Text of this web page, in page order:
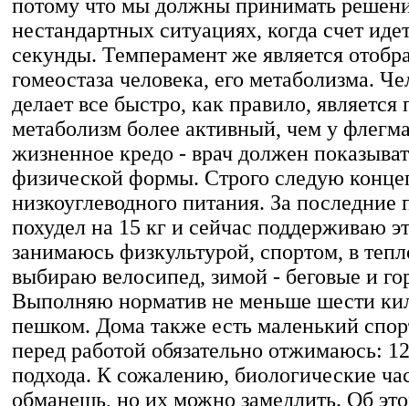
потому что мы должны принимать
нестандартных ситуациях, когда счет
секунды. Темперамент же является
гомеостаза человека, его метаболизма.
делает все быстро, как правило,
метаболизм более активный, чем у
жизненное кредо - врач должен
физической формы. Строго следую
низкоуглеводного питания. За последние
похудел на 15 кг и сейчас поддерживаю
занимаюсь физкультурой, спортом, в
выбираю велосипед, зимой - беговые и
Выполняю норматив не меньше шести
пешком. Дома также есть маленький
перед работой обязательно отжимаюсь:
подхода. К сожалению, биологические
обманешь, но их можно замедлить. Об